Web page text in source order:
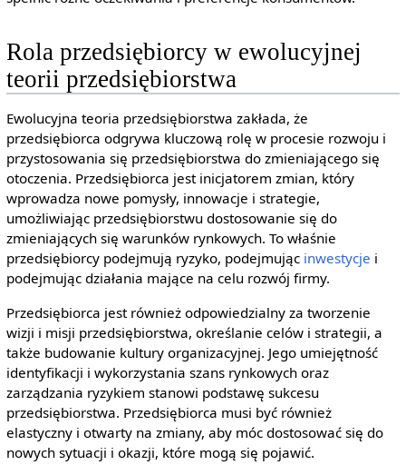
Rola przedsiębiorcy w ewolucyjnej
teorii przedsiębiorstwa
Ewolucyjna teoria przedsiębiorstwa zakłada, że
przedsiębiorca odgrywa kluczową rolę w procesie rozwoju i
przystosowania się przedsiębiorstwa do zmieniającego się
otoczenia. Przedsiębiorca jest inicjatorem zmian, który
wprowadza nowe pomysły, innowacje i strategie,
umożliwiając przedsiębiorstwu dostosowanie się do
zmieniających się warunków rynkowych. To właśnie
przedsiębiorcy podejmują ryzyko, podejmując inwestycje i
podejmując działania mające na celu rozwój firmy.
Przedsiębiorca jest również odpowiedzialny za tworzenie
wizji i misji przedsiębiorstwa, określanie celów i strategii, a
także budowanie kultury organizacyjnej. Jego umiejętność
identyfikacji i wykorzystania szans rynkowych oraz
zarządzania ryzykiem stanowi podstawę sukcesu
przedsiębiorstwa. Przedsiębiorca musi być również
elastyczny i otwarty na zmiany, aby móc dostosować się do
nowych sytuacji i okazji, które mogą się pojawić.